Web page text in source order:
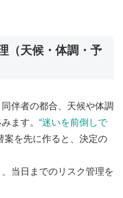
（天候・体調・予
伴者の都合、天候や体調
ます。 “迷いを前倒しで
案を先に作ると、決定の
当日までのリスク管理を